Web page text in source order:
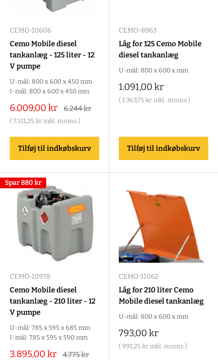
CEMO-10606
Cemo Mobile diesel
tankanlæg - 125 liter - 12
V pumpe
U-mål: 800 x 600 x 450 mm
I-mål: 800 x 600 x 450 mm
Salgspris
6.009,00 kr
Alm.
6.244 kr
( 7.511,25 kr inkl. moms )
Tilføj til indkøbskurv
CEMO-8963
Låg for 125 Cemo Mobile
diesel tankanlæg
U-mål: 800 x 600 x mm
Salgspris
1.091,00 kr
( 1.363,75 kr inkl. moms )
Tilføj til indkøbskurv
Spar880 kr
CEMO-10978
Cemo Mobile diesel
tankanlæg - 210 liter - 12
V pumpe
U-mål: 785 x 595 x 685 mm
I-mål: 785 x 595 x 590 mm
Salgspris
3.895,00 kr
Alm.
4.775 kr
CEMO-11062
Låg for 210 liter Cemo
Mobile diesel tankanlæg
U-mål: 800 x 600 x mm
Salgspris
793,00 kr
( 991,25 kr inkl. moms )